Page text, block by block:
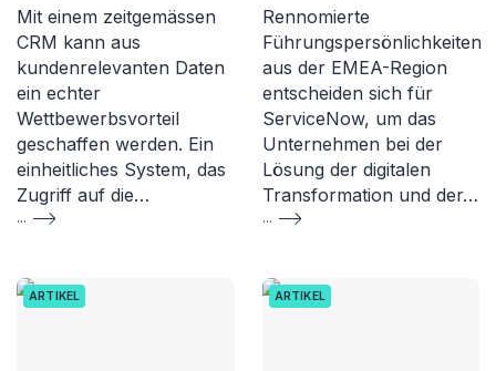
Mit einem zeitgemässen
CRM kann aus
kundenrelevanten Daten
ein echter
Wettbewerbsvorteil
geschaffen werden. Ein
einheitliches System, das
Zugriff auf die…
...
Rennomierte
Führungspersönlichkeiten
aus der EMEA-Region
entscheiden sich für
ServiceNow, um das
Unternehmen bei der
Lösung der digitalen
Transformation und der…
...
ARTIKEL ARTIKEL